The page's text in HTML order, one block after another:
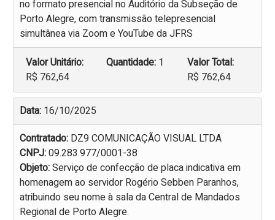
no formato presencial no Auditório da Subseção de
Porto Alegre, com transmissão telepresencial
simultânea via Zoom e YouTube da JFRS
Valor Unitário:
R$ 762,64
Quantidade: 1
Valor Total:
R$ 762,64
Data: 16/10/2025
Contratado: DZ9 COMUNICAÇÃO VISUAL LTDA
CNPJ:09.283.977/0001-38
Objeto:Serviço de confecção de placa indicativa em
homenagem ao servidor Rogério Sebben Paranhos,
atribuindo seu nome à sala da Central de Mandados
Regional de Porto Alegre.